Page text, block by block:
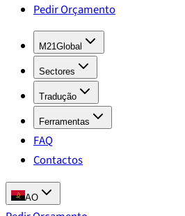
Pedir Orçamento
M21Global
Sectores
Tradução
Ferramentas
FAQ
Contactos
AO